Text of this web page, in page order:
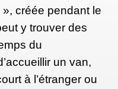
créée pendant le
y trouver des
du
un van,
à l’étranger ou